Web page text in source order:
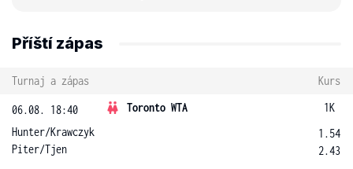
Příští zápas
Turnaj a zápas Kurs
06.08. 18:40 Toronto WTA
1K
Hunter/Krawczyk
Piter/Tjen
1.54
2.43